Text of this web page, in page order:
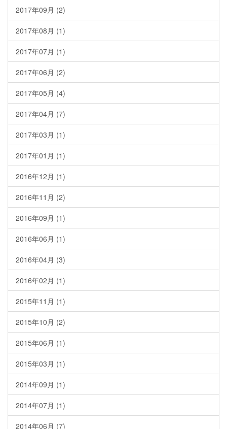
2017年09月 (2)
2017年08月 (1)
2017年07月 (1)
2017年06月 (2)
2017年05月 (4)
2017年04月 (7)
2017年03月 (1)
2017年01月 (1)
2016年12月 (1)
2016年11月 (2)
2016年09月 (1)
2016年06月 (1)
2016年04月 (3)
2016年02月 (1)
2015年11月 (1)
2015年10月 (2)
2015年06月 (1)
2015年03月 (1)
2014年09月 (1)
2014年07月 (1)
2014年06月 (7)